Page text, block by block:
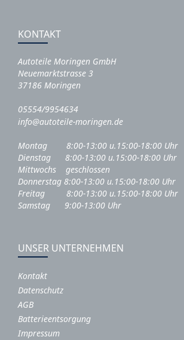
KONTAKT
Autoteile Moringen GmbH
Neuemarktstrasse 3
37186 Moringen
05554/9954634
info@autoteile-moringen.de
Montag 8:00-13:00 u.15:00-18:00 Uhr
Dienstag 8:00-13:00 u.15:00-18:00 Uhr
Mittwochs geschlossen
Donnerstag 8:00-13:00 u.15:00-18:00 Uhr
Freitag 8:00-13:00 u.15:00-18:00 Uhr
Samstag 9:00-13:00 Uhr
UNSER UNTERNEHMEN
Kontakt
Datenschutz
AGB
Batterieentsorgung
Impressum